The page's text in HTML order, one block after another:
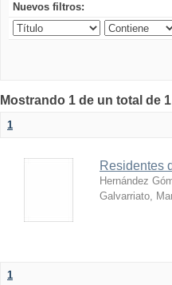
Nuevos filtros:
Mostrando 1 de un total de
1
Residentes
Hernández
Galvarriato,
1